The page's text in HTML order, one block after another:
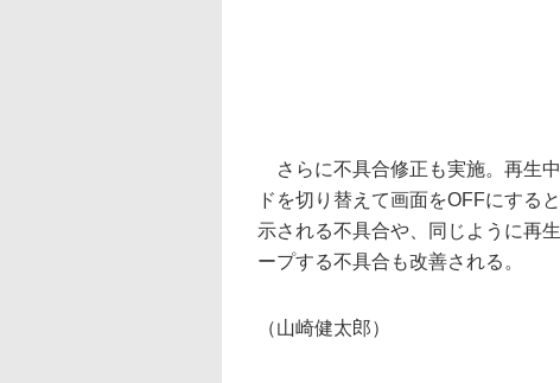
さらに不具合修正も実施。再生
ドを切り替えて画面をOFFにする
示される不具合や、同じように再
ープする不具合も改善される。
（山崎健太郎）